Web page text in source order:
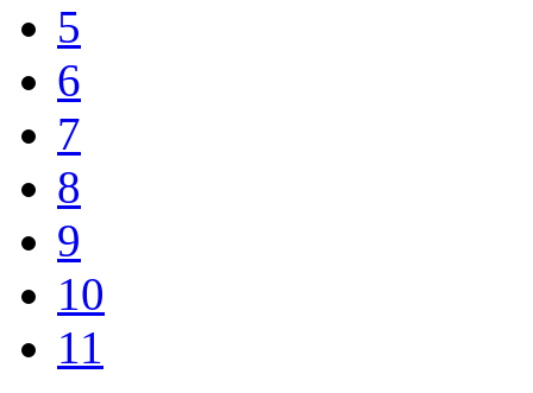
5
6
7
8
9
10
11